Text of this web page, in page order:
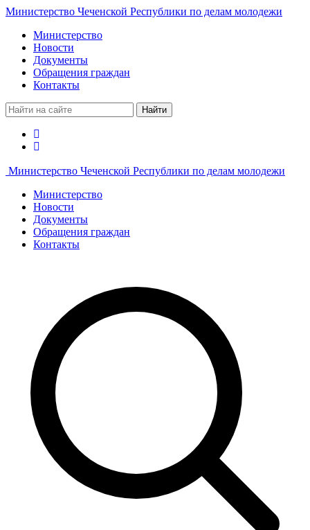
Министерство Чеченской Республики по делам молодежи
Министерство
Новости
Документы
Обращения граждан
Контакты
Найти
Министерство Чеченской Республики по делам молодежи
Министерство
Новости
Документы
Обращения граждан
Контакты